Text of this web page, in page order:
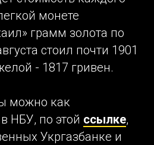
монете
грамм золота по
стоил почти 1901
- 1817 гривен.
можно как
НБУ, по этой ссылке,
Укргазбанке и